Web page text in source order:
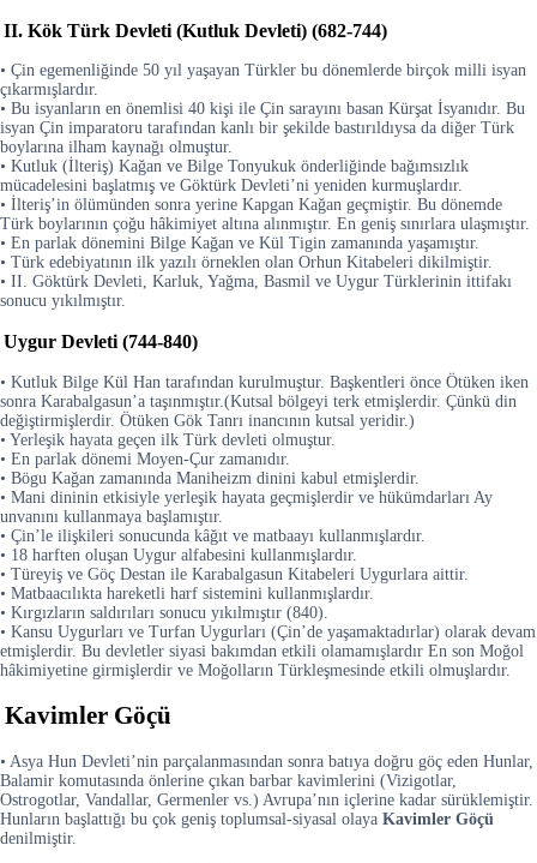
II. Kök Türk Devleti (Kutluk Devleti) (682-744)
• Çin egemenliğinde 50 yıl yaşayan Türkler bu dönemlerde birçok milli isyan
çıkarmışlardır.
• Bu isyanların en önemlisi 40 kişi ile Çin sarayını basan Kürşat İsyanıdır. Bu
isyan Çin imparatoru tarafından kanlı bir şekilde bastırıldıysa da diğer Türk
boylarına ilham kaynağı olmuştur.
• Kutluk (İlteriş) Kağan ve Bilge Tonyukuk önderliğinde bağımsızlık
mücadelesini başlatmış ve Göktürk Devleti’ni yeniden kurmuşlardır.
• İlteriş’in ölümünden sonra yerine Kapgan Kağan geçmiştir. Bu dönemde
Türk boylarının çoğu hâkimiyet altına alınmıştır. En geniş sınırlara ulaşmıştır.
• En parlak dönemini Bilge Kağan ve Kül Tigin zamanında yaşamıştır.
• Türk edebiyatının ilk yazılı örneklen olan Orhun Kitabeleri dikilmiştir.
• II. Göktürk Devleti, Karluk, Yağma, Basmil ve Uygur Türklerinin ittifakı
sonucu yıkılmıştır.
Uygur Devleti (744-840)
• Kutluk Bilge Kül Han tarafından kurulmuştur. Başkentleri önce Ötüken iken
sonra Karabalgasun’a taşınmıştır.(Kutsal bölgeyi terk etmişlerdir. Çünkü din
değiştirmişlerdir. Ötüken Gök Tanrı inancının kutsal yeridir.)
• Yerleşik hayata geçen ilk Türk devleti olmuştur.
• En parlak dönemi Moyen-Çur zamanıdır.
• Bögu Kağan zamanında Maniheizm dinini kabul etmişlerdir.
• Mani dininin etkisiyle yerleşik hayata geçmişlerdir ve hükümdarları Ay
unvanını kullanmaya başlamıştır.
• Çin’le ilişkileri sonucunda kâğıt ve matbaayı kullanmışlardır.
• 18 harften oluşan Uygur alfabesini kullanmışlardır.
• Türeyiş ve Göç Destan ile Karabalgasun Kitabeleri Uygurlara aittir.
• Matbaacılıkta hareketli harf sistemini kullanmışlardır.
• Kırgızların saldırıları sonucu yıkılmıştır (840).
• Kansu Uygurları ve Turfan Uygurları (Çin’de yaşamaktadırlar) olarak devam
etmişlerdir. Bu devletler siyasi bakımdan etkili olamamışlardır En son Moğol
hâkimiyetine girmişlerdir ve Moğolların Türkleşmesinde etkili olmuşlardır.
Kavimler Göçü
• Asya Hun Devleti’nin parçalanmasından sonra batıya doğru göç eden Hunlar,
Balamir komutasında önlerine çıkan barbar kavimlerini (Vizigotlar,
Ostrogotlar, Vandallar, Germenler vs.) Avrupa’nın içlerine kadar sürüklemiştir.
Hunların başlattığı bu çok geniş toplumsal-siyasal olaya Kavimler Göçü
denilmiştir.